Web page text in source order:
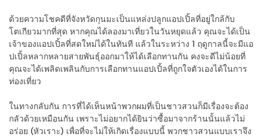
ด้วยความโชคดีที่จังหวัดกุนมะเป็นแหล่งปลูกแอปเปิ้ลที่อยู่ใกล้กับ
โตเกียวมากที่สุด หากคุณได้ลองมาเที่ยวในวันหยุดแล้ว คุณจะได้เป็น
เจ้าของแอปเปิ้ลที่สดใหม่ได้ในทันที แล้วในระหว่าง 1 ฤดูกาลนี้จะมีแอ
ปเปิ้ลหลากหลายสายพันธุ์ออกมาให้ได้เลือกทานกัน คงจะดีไม่น้อยที่
คุณจะได้เพลิดเพลินกับการเลือกทานแอปเปิ้ลที่ถูกใจตัวเองได้ในการ
ท่องเที่ยว
ในทางกลับกัน การที่ได้เห็นหน้าพวกผมที่เป็นชาวสวนก็มีเรื่องจะต้อง
กลัวด้วยเหมือนกัน เพราะไม่อยากได้ยินว่าซื้อมาจากร้านนั้นแล้วไม่
อร่อย (หัวเราะ) เพื่อที่จะไม่ให้เกิดเรื่องแบบนี้ พวกชาวสวนแบบเราจึง